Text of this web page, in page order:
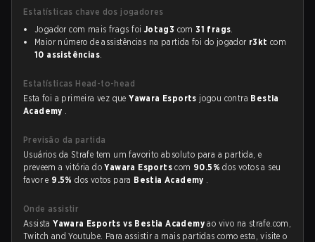
Estatísticas chave dos jogadores
Jogador com mais frags foi Jotag3 com31 frags.
Maior número de assistências na partida foi do jogador r3kt com
10 assistências.
Estatísticas Head-to-head
Esta foi a primeira vez queYawara Esports jogou contra Bestia
Academy .
Previsão da partida
Usuários da Strafe tem um favorito absoluto para a partida, e
preveem a vitória doYawara Esportscom 90.5%dos votos a seu
favor e 9.5%dos votos para Bestia Academy .
Onde assistir
AssistaYawara Esports vs Bestia Academyao vivo na strafe.com,
Twitch and Youtube. Para assistir a mais partidas como esta, visite o